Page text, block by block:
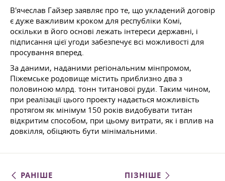
В'ячеслав Гайзер заявляє про те, що укладений договір
є дуже важливим кроком для республіки Комі,
оскільки в його основі лежать інтереси державні, і
підписання цієї угоди забезпечує всі можливості для
просування вперед.
За даними, наданими регіональним мінпромом,
Піжемське родовище містить приблизно два з
половиною млрд. тонн титанової руди. Таким чином,
при реалізації цього проекту надається можливість
протягом як мінімум 150 років видобувати титан
відкритим способом, при цьому витрати, як і вплив на
довкілля, обіцяють бути мінімальними.
РАНІШЕ ПІЗНІШЕ